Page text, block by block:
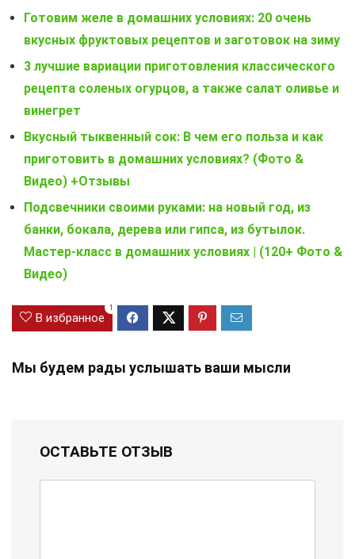
Готовим желе в домашних условиях: 20 очень
вкусных фруктовых рецептов и заготовок на зиму
3 лучшие вариации приготовления классического
рецепта соленых огурцов, а также салат оливье и
винегрет
Вкусный тыквенный сок: В чем его польза и как
приготовить в домашних условиях? (Фото &
Видео) +Отзывы
Подсвечники своими руками: на новый год, из
банки, бокала, дерева или гипса, из бутылок.
Мастер-класс в домашних условиях | (120+ Фото &
Видео)
В избранное
1
Мы будем рады услышать ваши мысли
ОСТАВЬТЕ ОТЗЫВ